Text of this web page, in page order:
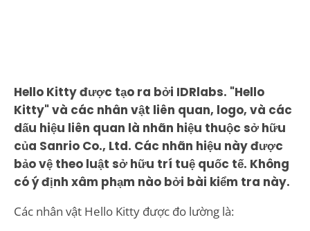
Hello Kitty được tạo ra bởi IDRlabs. "Hello
Kitty" và các nhân vật liên quan, logo, và các
dấu hiệu liên quan là nhãn hiệu thuộc sở hữu
của Sanrio Co., Ltd. Các nhãn hiệu này được
bảo vệ theo luật sở hữu trí tuệ quốc tế. Không
có ý định xâm phạm nào bởi bài kiểm tra này.
Các nhân vật Hello Kitty được đo lường là: